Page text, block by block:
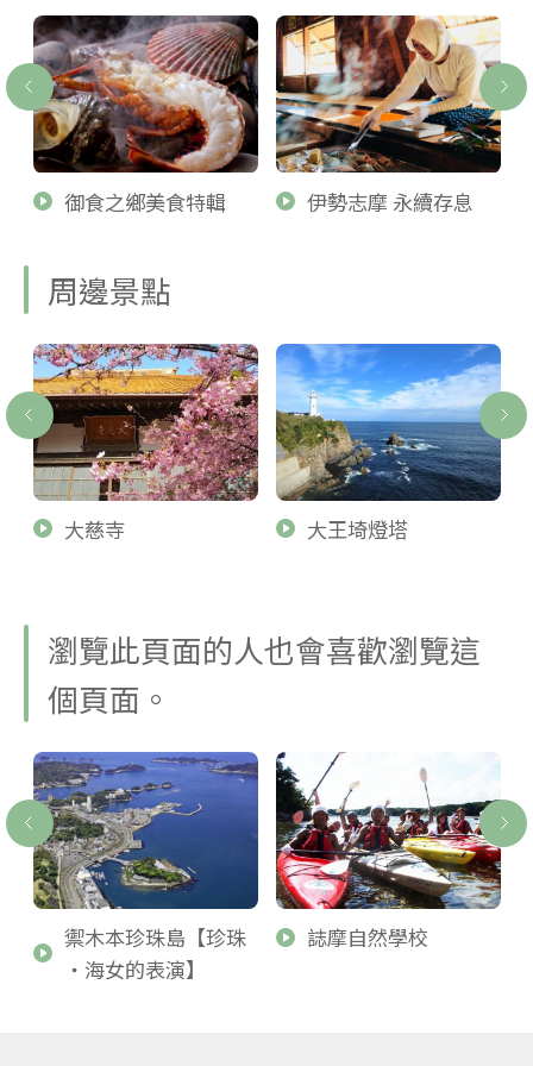
御食之鄉美食特輯 伊勢志摩 永續存息
周邊景點
大慈寺 大王埼燈塔
瀏覽此頁面的人也會喜歡瀏覽這
個頁面。
禦木本珍珠島【珍珠
・海女的表演】
誌摩自然學校